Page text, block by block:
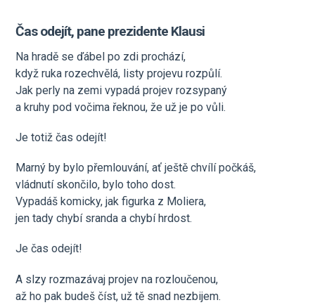
Čas odejít, pane prezidente Klausi
Na hradě se ďábel po zdi prochází,
když ruka rozechvělá, listy projevu rozpůlí.
Jak perly na zemi vypadá projev rozsypaný
a kruhy pod vočima řeknou, že už je po vůli.
Je totiž čas odejít!
Marný by bylo přemlouvání, ať ještě chvílí počkáš,
vládnutí skončilo, bylo toho dost.
Vypadáš komicky, jak figurka z Moliera,
jen tady chybí sranda a chybí hrdost.
Je čas odejít!
A slzy rozmazávaj projev na rozloučenou,
až ho pak budeš číst, už tě snad nezbijem.